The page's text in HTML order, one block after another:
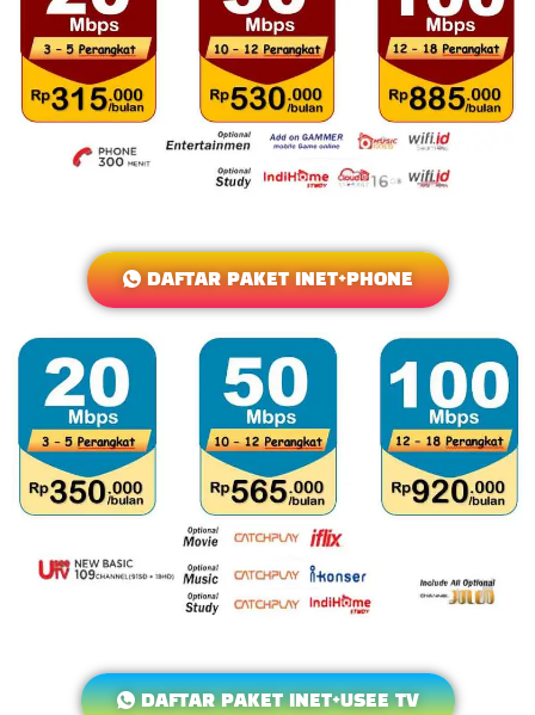
DAFTAR PAKET INET+PHONE
DAFTAR PAKET INET+USEE TV